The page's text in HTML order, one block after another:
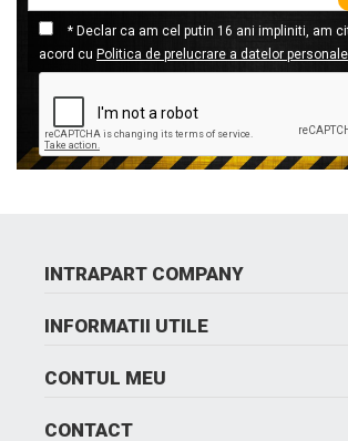
* Declar ca am cel putin 16 ani impliniti, am
acord cu Politica de prelucrare a datelor personale
INTRAPART COMPANY
INFORMATII UTILE
CONTUL MEU
CONTACT